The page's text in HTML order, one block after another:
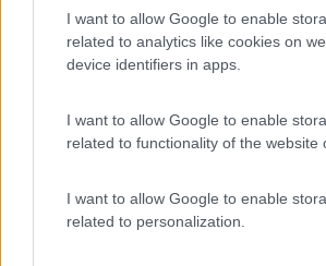
I want to allow Google to enable
related to analytics like cookies on
device identifiers in apps.
I want to allow Google to enable
related to functionality of the website
I want to allow Google to enable
related to personalization.
che bene.
Per il resto..non badare ad alcuni...questo
apposta per chiedere e dare di
contro a chi come me chiede spesso e
davvero tantissima gente che da info e
più iscritto ma legge e mi manda le info in
Ciao e non farti problemi a chiedere